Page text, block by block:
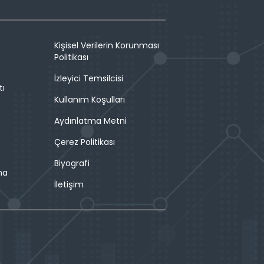
Kişisel Verilerin Korunması
Politikası
İzleyici Temsilcisi
Kullanım Koşulları
Aydınlatma Metni
Çerez Politikası
Biyografi
İletişim